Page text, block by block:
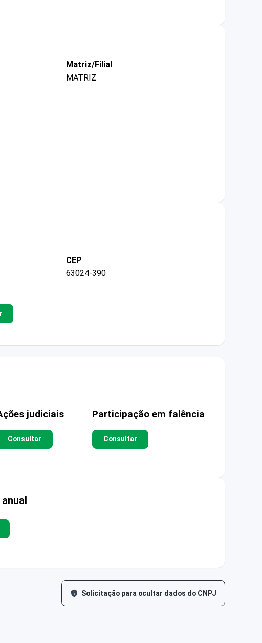
Matriz/Filial
MATRIZ
CEP
63024-390
judiciais
Consultar
Participação em falência
Consultar
Solicitação para ocultar dados do CNPJ